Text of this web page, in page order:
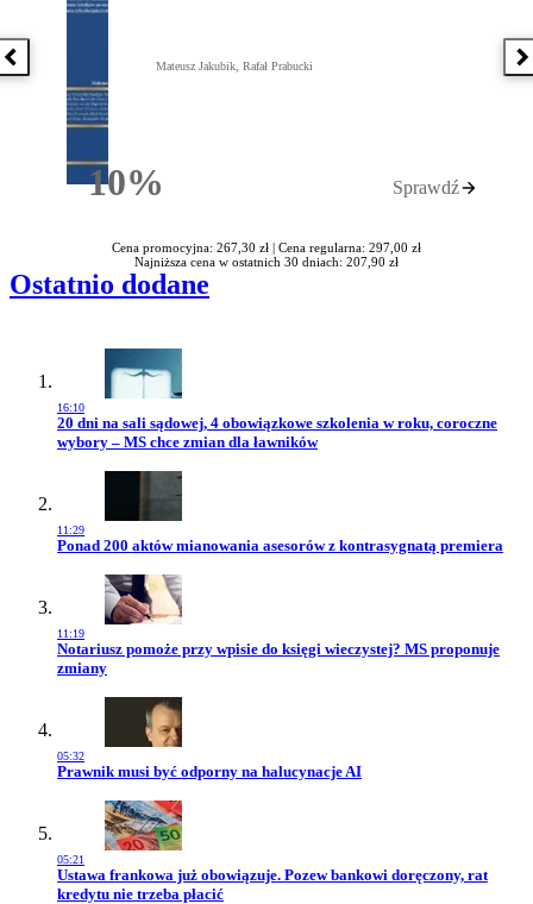
Poprzednia książka
10%Rabatu
Mateusz Jakubik, Rafał Prabucki
Sprawdź
Cena promocyjna: 267,30 zł | Cena regularna: 297,00 zł
Najniższa cena w ostatnich 30 dniach: 207,90 zł
Ostatnio dodane
16:10
Przejdź do artykułu:
20 dni na sali sądowej, 4 obowiązkowe szkolenia w roku, coroczne
wybory – MS chce zmian dla ławników
11:29
Przejdź do artykułu:
Ponad 200 aktów mianowania asesorów z kontrasygnatą premiera
11:19
Przejdź do artykułu:
Notariusz pomoże przy wpisie do księgi wieczystej? MS proponuje
zmiany
05:32
Przejdź do artykułu:
Prawnik musi być odporny na halucynacje AI
05:21
Przejdź do artykułu:
Ustawa frankowa już obowiązuje. Pozew bankowi doręczony, rat
kredytu nie trzeba płacić